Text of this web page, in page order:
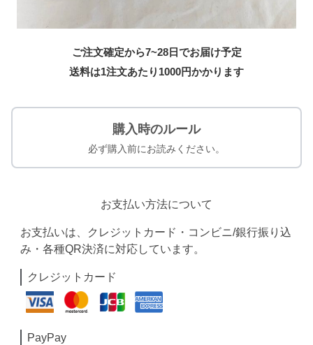
ご注文確定から7~28日でお届け予定
送料は1注文あたり 1000円かかります
購入時のルール
必ず購入前にお読みください。
お支払い方法について
お支払いは、クレジットカード・コンビニ/銀行振り込
み・各種QR決済に対応しています。
クレジットカード
PayPay